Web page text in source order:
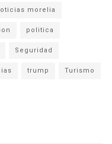
morelia
politica
Seguridad
trump Turismo